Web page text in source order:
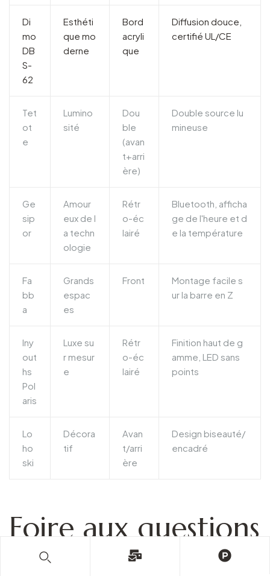
Di
mo
DB
S-
62
Esthéti
que mo
derne
Bord
acryli
que
Diffusion douce,
certifié UL/CE
Tet
ot
e
Lumino
sité
Dou
ble
(avan
t+arri
ère)
Double source lu
mineuse
Ge
sip
or
Amour
eux de l
a techn
ologie
Rétr
o-éc
lairé
Bluetooth, afficha
ge de l'heure et d
e la température
Fa
bb
a
Grands
espac
es
Front
Montage facile s
ur la barre en Z
Iny
out
hs
Pol
aris
Luxe su
r mesur
e
Rétr
o-éc
lairé
Finition haut de g
amme, LED sans
points
Lo
ho
ski
Décora
tif
Avan
t/arri
ère
Design biseauté/
encadré
Foire aux questions
(FAQ)